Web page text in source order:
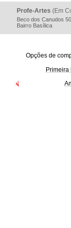
Profe-Artes (Em
Beco dos Canudos 50
Bairro Basílica
Opções de
Primeira